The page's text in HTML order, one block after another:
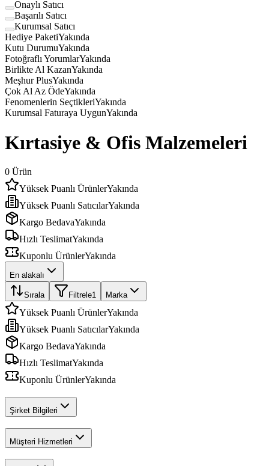
Onaylı Satıcı
Başarılı Satıcı
Kurumsal Satıcı
Hediye PaketiYakında
Kutu DurumuYakında
Fotoğraflı YorumlarYakında
Birlikte Al KazanYakında
Meşhur PlusYakında
Çok Al Az ÖdeYakında
Fenomenlerin SeçtikleriYakında
Kurumsal Faturaya UygunYakında
Kırtasiye & Ofis Malzemeleri
0 Ürün
Yüksek Puanlı ÜrünlerYakında
Yüksek Puanlı SatıcılarYakında
Kargo BedavaYakında
Hızlı TeslimatYakında
Kuponlu ÜrünlerYakında
En alakalı
Sırala Filtrele1 Marka
Yüksek Puanlı ÜrünlerYakında
Yüksek Puanlı SatıcılarYakında
Kargo BedavaYakında
Hızlı TeslimatYakında
Kuponlu ÜrünlerYakında
Şirket Bilgileri
Müşteri Hizmetleri